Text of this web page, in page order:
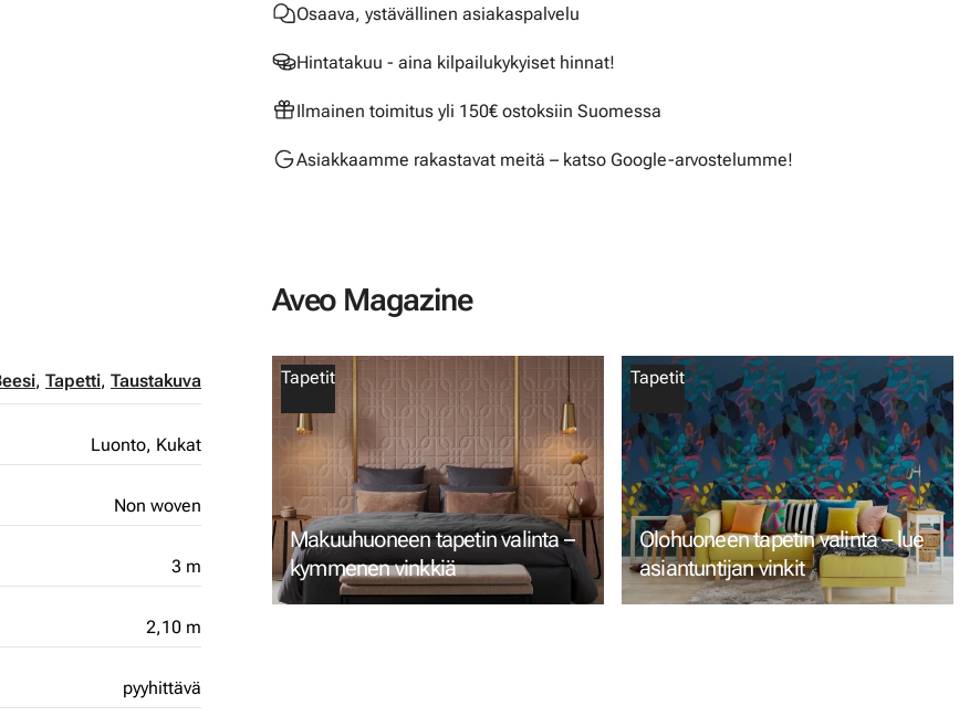
Osaava, ystävällinen asiakaspalvelu
Hintatakuu - aina kilpailukykyiset hinnat!
Ilmainen toimitus yli 150€ ostoksiin Suomessa
Asiakkaamme rakastavat meitä – katso Google-arvostelumme!
, Tapetti, Taustakuva
Luonto, Kukat
Non woven
3 m
2,10 m
pyyhittävä
Aveo Magazine
Tapetit
Makuuhuoneen tapetin valinta –
kymmenen vinkkiä
Tapetit
Olohuoneen tapetin valinta – lue
asiantuntijan vinkit